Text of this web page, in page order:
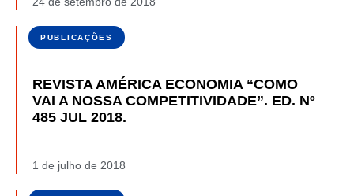
PUBLICAÇÕES
REVISTA AMÉRICA ECONOMIA “COMO
VAI A NOSSA COMPETITIVIDADE”. ED. Nº
485 JUL 2018.
1 de julho de 2018